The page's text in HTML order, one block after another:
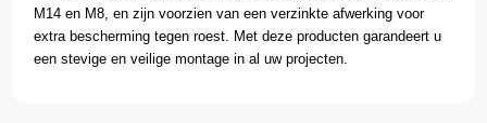
M14 en M8, en zijn voorzien van een verzinkte afwerking voor
extra bescherming tegen roest. Met deze producten garandeert u
een stevige en veilige montage in al uw projecten.